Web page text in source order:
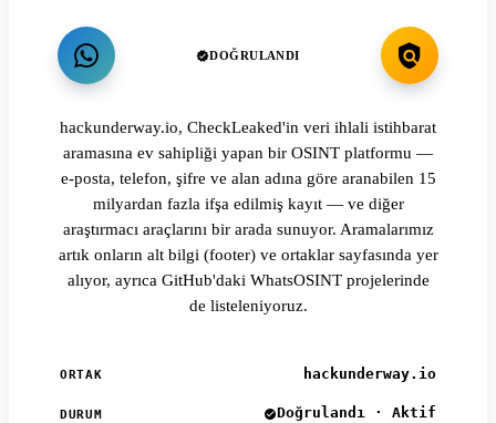
DOĞRULANDI
hackunderway.io, CheckLeaked'in veri ihlali istihbarat
aramasına ev sahipliği yapan bir OSINT platformu —
e-posta, telefon, şifre ve alan adına göre aranabilen 15
milyardan fazla ifşa edilmiş kayıt — ve diğer
araştırmacı araçlarını bir arada sunuyor. Aramalarımız
artık onların alt bilgi (footer) ve ortaklar sayfasında yer
alıyor, ayrıca GitHub'daki WhatsOSINT projelerinde
de listeleniyoruz.
ORTAK hackunderway.io
DURUM Doğrulandı · Aktif